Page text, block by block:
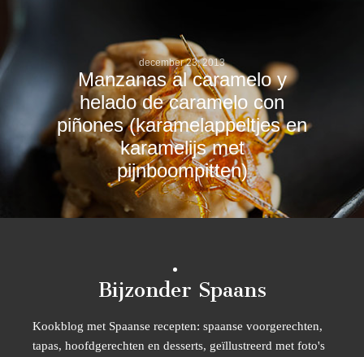
december 23, 2013
Manzanas al caramelo y
helado de caramelo con
piñones (karamelappeltjes en
karamelijs met
pijnboompitten)
Bijzonder Spaans
Kookblog met Spaanse recepten: spaanse voorgerechten,
tapas, hoofdgerechten en desserts, geïllustreerd met foto's